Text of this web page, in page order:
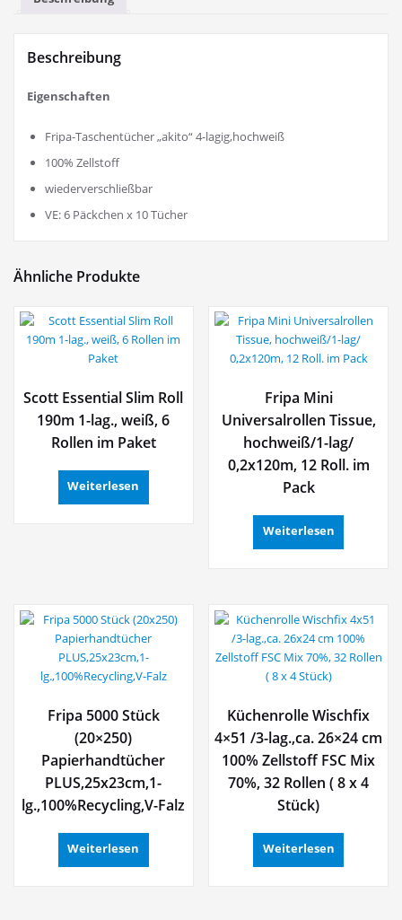
Beschreibung
Eigenschaften
Fripa-Taschentücher „akito“ 4-lagig,hochweiß
100% Zellstoff
wiederverschließbar
VE: 6 Päckchen x 10 Tücher
Ähnliche Produkte
Scott Essential Slim Roll
190m 1-lag., weiß, 6
Rollen im Paket
Weiterlesen
Fripa Mini
Universalrollen Tissue,
hochweiß/1-lag/
0,2x120m, 12 Roll. im
Pack
Weiterlesen
Fripa 5000 Stück
(20×250)
Papierhandtücher
PLUS,25x23cm,1-
lg.,100%Recycling,V-Falz
Weiterlesen
Küchenrolle Wischfix
4×51 /3-lag.,ca. 26×24 cm
100% Zellstoff FSC Mix
70%, 32 Rollen ( 8 x 4
Stück)
Weiterlesen